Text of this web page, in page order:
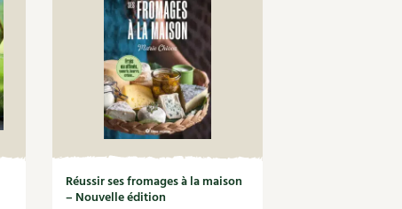
Réussir ses fromages à la maison
– Nouvelle édition